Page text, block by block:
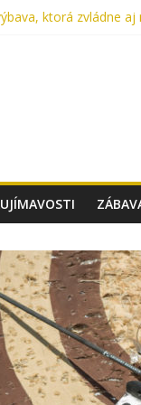
ktorá zvládne aj
topánky, ktoré ťa